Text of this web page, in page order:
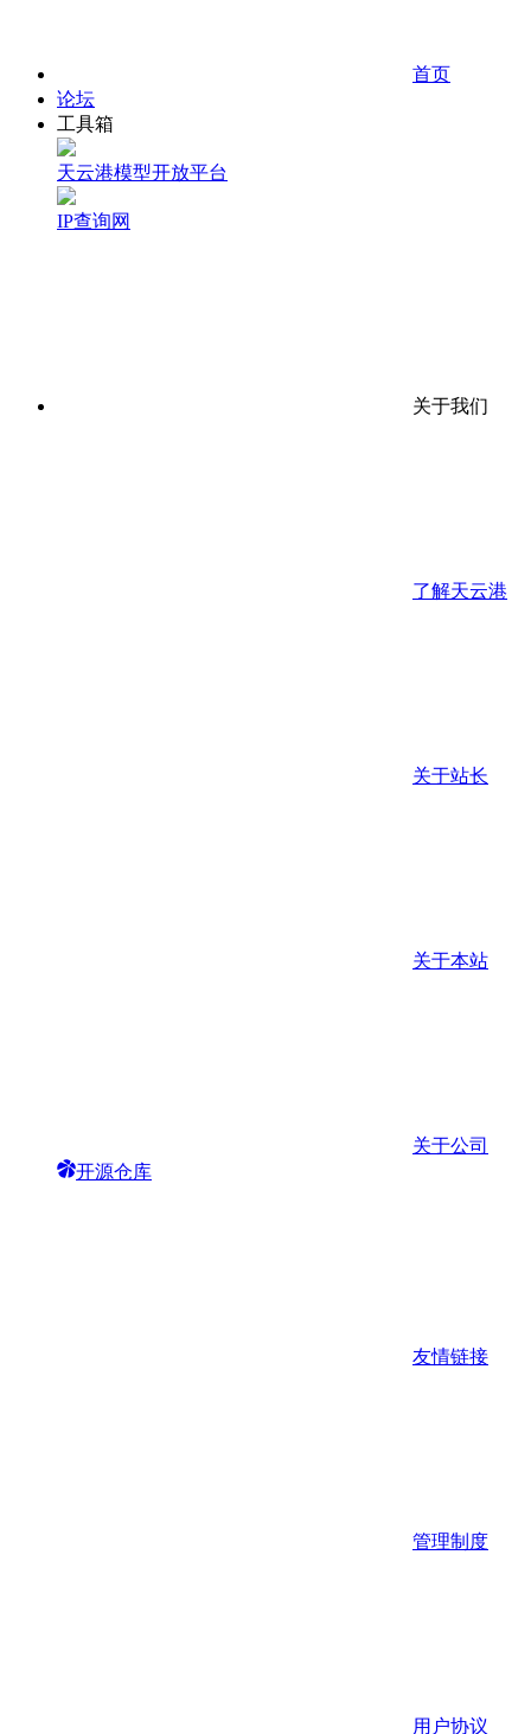
首页
论坛
工具箱
天云港模型开放平台
IP查询网
关于我们
了解天云港
关于站长
关于本站
关于公司
开源仓库
友情链接
管理制度
用户协议